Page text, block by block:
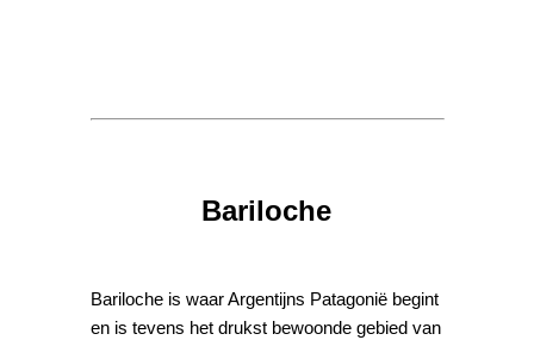
Bariloche
Bariloche is waar Argentijns Patagonië begint
en is tevens het drukst bewoonde gebied van